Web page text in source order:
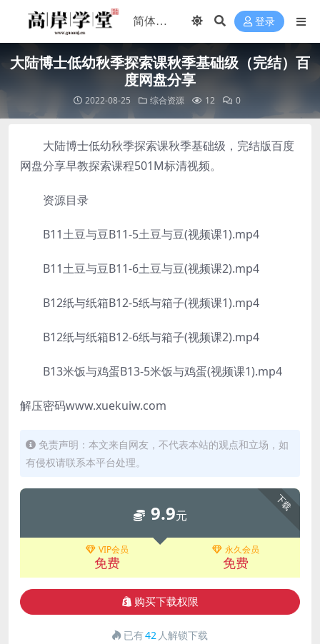
登录
大陆博士低幼秋季探索课秋季基础级（完结）百
度网盘分享
2022-08-25 综合资源 12 0
大陆博士低幼秋季探索课秋季基础级，完结版百度
网盘分享早教探索课程501M标清视频。
资源目录
B11土豆与豆B11-5土豆与豆(视频课1).mp4
B11土豆与豆B11-6土豆与豆(视频课2).mp4
B12纸与纸箱B12-5纸与箱子(视频课1).mp4
B12纸与纸箱B12-6纸与箱子(视频课2).mp4
B13米饭与鸡蛋B13-5米饭与鸡蛋(视频课1).mp4
解压密码www.xuekuiw.com
免责声明：本文来自网友，不代表本站的观点和立场，如
有侵权请联系本平台处理。
下载
9.9元
VIP会员
免费
永久会员
免费
购买下载权限
已有42 人解锁下载